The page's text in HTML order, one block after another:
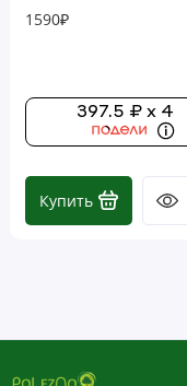
1590₽
397.5 ₽ x 4
Купить